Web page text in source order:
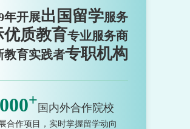
年开展出国留学服务
优质教育专业服务商
教育实践者专职机构
+ 国内外合作院校
合作项目，实时掌握留学动向